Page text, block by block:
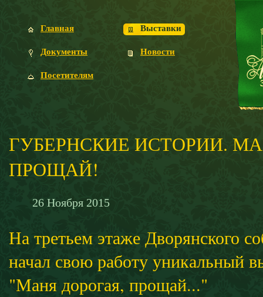
Главная
Документы
Посетителям
Выставки
Новости
ГУБЕРНСКИЕ ИСТОРИИ.
ПРОЩАЙ!
26 Ноября 2015
На третьем этаже Дворянского
начал свою работу уникальный
"Маня дорогая, прощай..."